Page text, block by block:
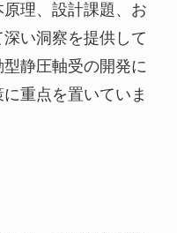
理、設計課題、お
い洞察を提供して
静圧軸受の開発に
重点を置いていま